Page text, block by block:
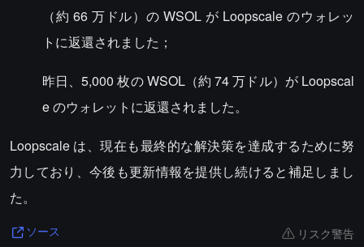
（約 66 万ドル）の WSOL が Loopscale のウォレッ
トに返還されました；
昨日、5,000 枚の WSOL（約 74 万ドル）が Loopscal
e のウォレットに返還されました。
Loopscale は、現在も最終的な解決策を達成するために努
力しており、今後も更新情報を提供し続けると補足しまし
た。
ソース リスク警告